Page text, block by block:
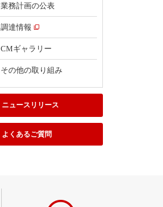
業務計画の公表
調達情報
CMギャラリー
その他の取り組み
ニュースリリース
よくあるご質問